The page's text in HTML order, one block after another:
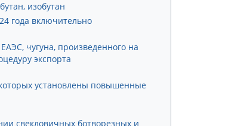
изобутан
года включительно
чугуна, произведенного на
экспорта
установлены повышенные
свекловичных ботворезных и